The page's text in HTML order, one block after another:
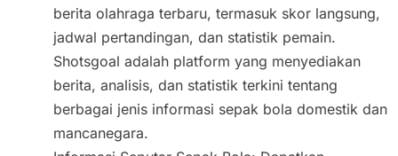
berita olahraga terbaru, termasuk skor langsung,
jadwal pertandingan, dan statistik pemain.
Shotsgoal adalah platform yang menyediakan
berita, analisis, dan statistik terkini tentang
berbagai jenis informasi sepak bola domestik dan
mancanegara.